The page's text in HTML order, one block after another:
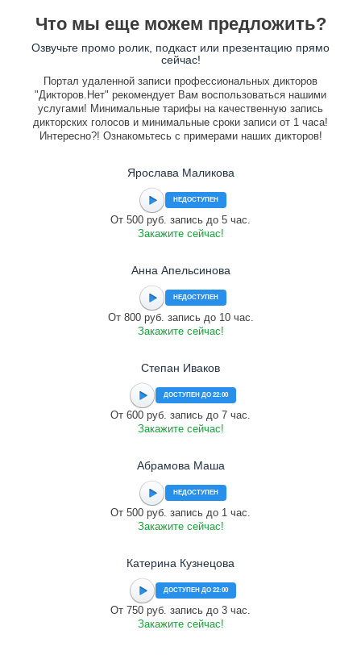
Что мы еще можем предложить?
Озвучьте промо ролик, подкаст или презентацию прямо
сейчас!
Портал удаленной записи профессиональных дикторов
"Дикторов.Нет" рекомендует Вам воспользоваться нашими
услугами! Минимальные тарифы на качественную запись
дикторских голосов и минимальные сроки записи от 1 часа!
Интересно?! Ознакомьтесь с примерами наших дикторов!
Ярослава Маликова
НЕДОСТУПЕН
От 500 руб. запись до 5 час.
Закажите сейчас!
Анна Апельсинова
НЕДОСТУПЕН
От 800 руб. запись до 10 час.
Закажите сейчас!
Степан Иваков
ДОСТУПЕН ДО 22:00
От 600 руб. запись до 7 час.
Закажите сейчас!
Абрамова Маша
НЕДОСТУПЕН
От 500 руб. запись до 1 час.
Закажите сейчас!
Катерина Кузнецова
ДОСТУПЕН ДО 22:00
От 750 руб. запись до 3 час.
Закажите сейчас!